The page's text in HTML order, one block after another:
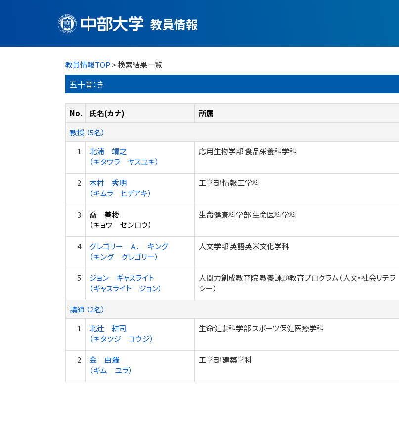
教員情報
教員情報TOP > 検索結果一覧
五十音：き
No. 氏名(カナ)
所属
教授 （5名）
1
北浦 靖之
（キタウラ ヤスユキ）
応用生物学部 食品栄養科学科
2
木村 秀明
（キムラ ヒデアキ）
工学部 情報工学科
3
喬 善楼
（キョウ ゼンロウ）
生命健康科学部 生命医科学科
4
グレゴリー Ａ． キング
（キング グレゴリー）
人文学部 英語英米文化学科
5
ジョン ギャスライト
（ギャスライト ジョン）
人間力創成教育院 教養課題教育プログラム（人文・社会リテラ
シー）
講師 （2名）
1
北辻 耕司
（キタツジ コウジ）
生命健康科学部 スポーツ保健医療学科
2
金 由羅
（ギム ユラ）
工学部 建築学科